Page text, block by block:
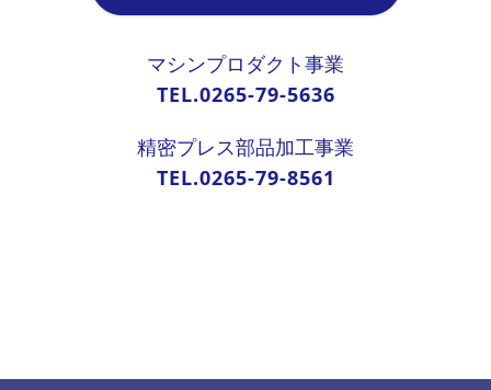
マシンプロダクト事業
TEL.0265-79-5636
精密プレス部品加工事業
TEL.0265-79-8561